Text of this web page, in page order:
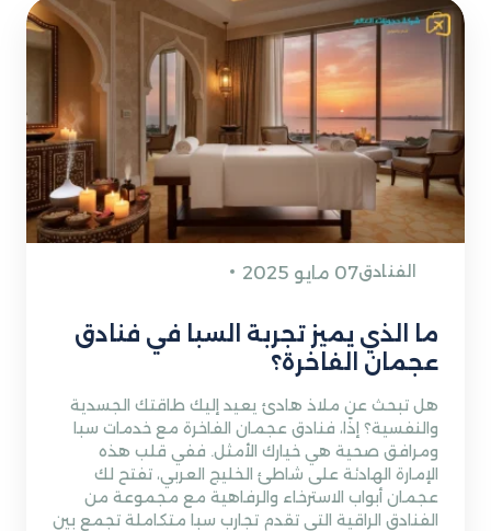
الفنادق07 مايو 2025
ما الذي يميز تجربة السبا في فنادق
عجمان الفاخرة؟
هل تبحث عن ملاذ هادئ يعيد إليك طاقتك الجسدية
والنفسية؟ إذًا، فنادق عجمان الفاخرة مع خدمات سبا
ومرافق صحية هي خيارك الأمثل. ففي قلب هذه
الإمارة الهادئة على شاطئ الخليج العربي، تفتح لك
عجمان أبواب الاسترخاء والرفاهية مع مجموعة من
الفنادق الراقية التي تقدم تجارب سبا متكاملة تجمع بين